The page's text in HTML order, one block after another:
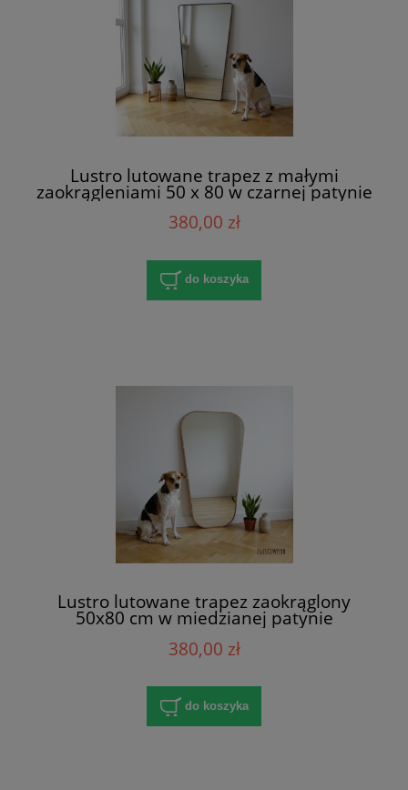
Lustro lutowane trapez z małymi
zaokrągleniami 50 x 80 w czarnej patynie
380,00 zł
do koszyka
Lustro lutowane trapez zaokrąglony
50x80 cm w miedzianej patynie
380,00 zł
do koszyka